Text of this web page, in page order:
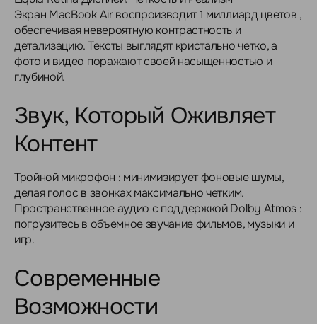
Экран MacBook Air воспроизводит 1 миллиард цветов ,
обеспечивая невероятную контрастность и
детализацию. Тексты выглядят кристально четко, а
фото и видео поражают своей насыщенностью и
глубиной.
Звук, Который Оживляет
Контент
Тройной микрофон : минимизирует фоновые шумы,
делая голос в звонках максимально четким.
Пространственное аудио с поддержкой Dolby Atmos :
погрузитесь в объемное звучание фильмов, музыки и
игр.
Современные
Возможности